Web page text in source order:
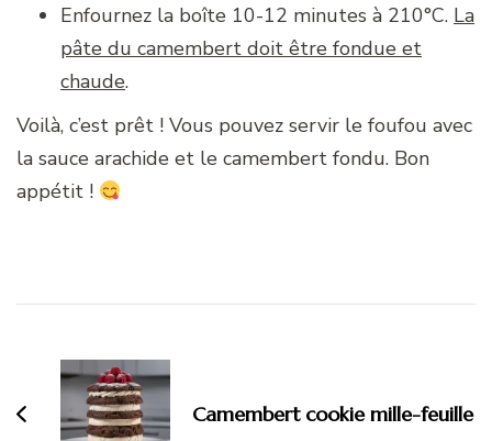
Enfournez la boîte 10-12 minutes à 210°C. La
pâte du camembert doit être fondue et
chaude.
Voilà, c’est prêt ! Vous pouvez servir le foufou avec
la sauce arachide et le camembert fondu. Bon
appétit !
d'article
Camembert cookie mille-feuille